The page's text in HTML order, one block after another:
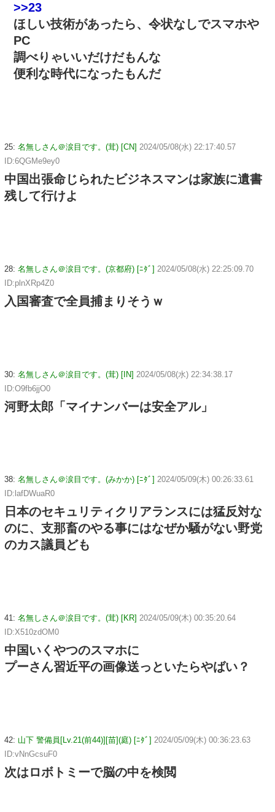
>>23
ほしい技術があったら、令状なしでスマホや
PC
調べりゃいいだけだもんな
便利な時代になったもんだ
25: 名無しさん＠涙目です。(茸) [CN] 2024/05/08(水) 22:17:40.57
ID:6QGMe9ey0
中国出張命じられたビジネスマンは家族に遺書
残して行けよ
28: 名無しさん＠涙目です。(京都府) [ﾆﾀﾞ] 2024/05/08(水) 22:25:09.70
ID:plnXRp4Z0
入国審査で全員捕まりそうｗ
30: 名無しさん＠涙目です。(茸) [IN] 2024/05/08(水) 22:34:38.17
ID:O9fb6jjO0
河野太郎「マイナンバーは安全アル」
38: 名無しさん＠涙目です。(みかか) [ﾆﾀﾞ] 2024/05/09(木) 00:26:33.61
ID:lafDWuaR0
日本のセキュリティクリアランスには猛反対な
のに、支那畜のやる事にはなぜか騒がない野党
のカス議員ども
41: 名無しさん＠涙目です。(茸) [KR] 2024/05/09(木) 00:35:20.64
ID:X510zdOM0
中国いくやつのスマホに
プーさん習近平の画像送っといたらやばい？
42: 山下 警備員[Lv.21(前44)][苗](庭) [ﾆﾀﾞ] 2024/05/09(木) 00:36:23.63
ID:vNnGcsuF0
次はロボトミーで脳の中を検閲